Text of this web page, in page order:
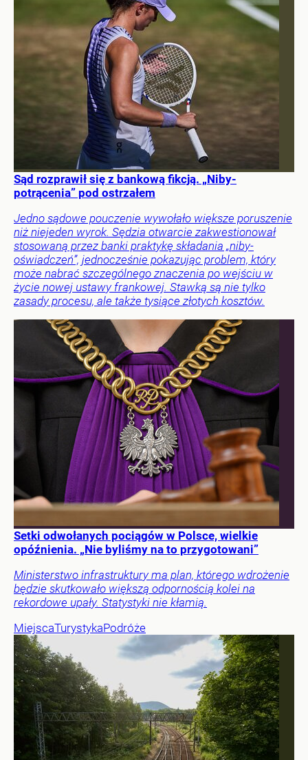
Sąd rozprawił się z bankową fikcją. „Niby-
potrącenia” pod ostrzałem
Jedno sądowe pouczenie wywołało większe poruszenie
niż niejeden wyrok. Sędzia otwarcie zakwestionował
stosowaną przez banki praktykę składania „niby-
oświadczeń”, jednocześnie pokazując problem, który
może nabrać szczególnego znaczenia po wejściu w
życie nowej ustawy frankowej. Stawką są nie tylko
zasady procesu, ale także tysiące złotych kosztów.
Setki odwołanych pociągów w Polsce, wielkie
opóźnienia. „Nie byliśmy na to przygotowani”
Ministerstwo infrastruktury ma plan, którego wdrożenie
będzie skutkowało większą odpornością kolei na
rekordowe upały. Statystyki nie kłamią.
MiejscaTurystykaPodróże